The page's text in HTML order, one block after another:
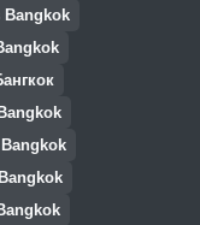
Bangkok